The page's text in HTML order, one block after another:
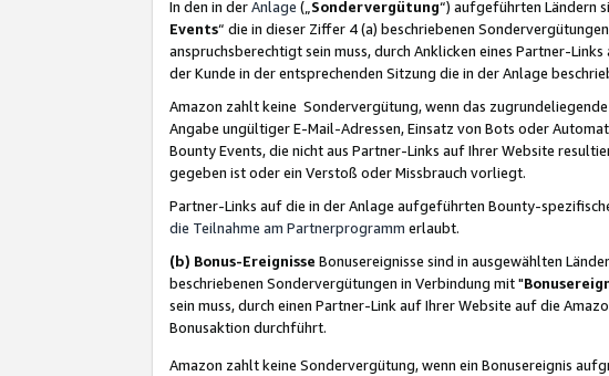
In den in derAnlage („ Sondervergütung“) aufgeführten Ländern
Events“ die in dieser Ziffer 4 (a) beschriebenen
anspruchsberechtigt sein muss, durch Anklicken eines Partner-
der Kunde in der entsprechenden Sitzung die in der Anlage
Amazon zahlt keine Sondervergütung, wenn das
Angabe ungültiger E-Mail-Adressen, Einsatz von Bots oder
Bounty Events, die nicht aus Partner-Links auf Ihrer Website
gegeben ist oder ein Verstoß oder Missbrauch vorliegt.
Partner-Links auf die in der Anlage aufgeführten Bounty-
die Teilnahme am Partnerprogramm erlaubt.
(b) Bonus-Ereignisse Bonusereignisse sind in ausgewählten
beschriebenen Sondervergütungen in Verbindung mit "
sein muss, durch einen Partner-Link auf Ihrer Website auf die
Bonusaktion durchführt.
Amazon zahlt keine Sondervergütung, wenn ein Bonusereignis